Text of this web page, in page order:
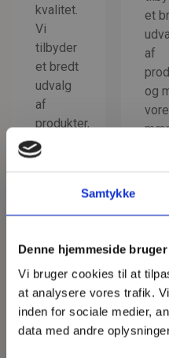
Samtykke
Denne hjemmeside
Vi bruger cookies til at
at analysere vores trafik.
inden for sociale medier,
data med andre
kvalitet.
Vi
tilbyder
et bredt
udvalg
af
produkter,
og med
vores
endnu
værdi
for
pengene.
Læs mere
et
af
og
Læs